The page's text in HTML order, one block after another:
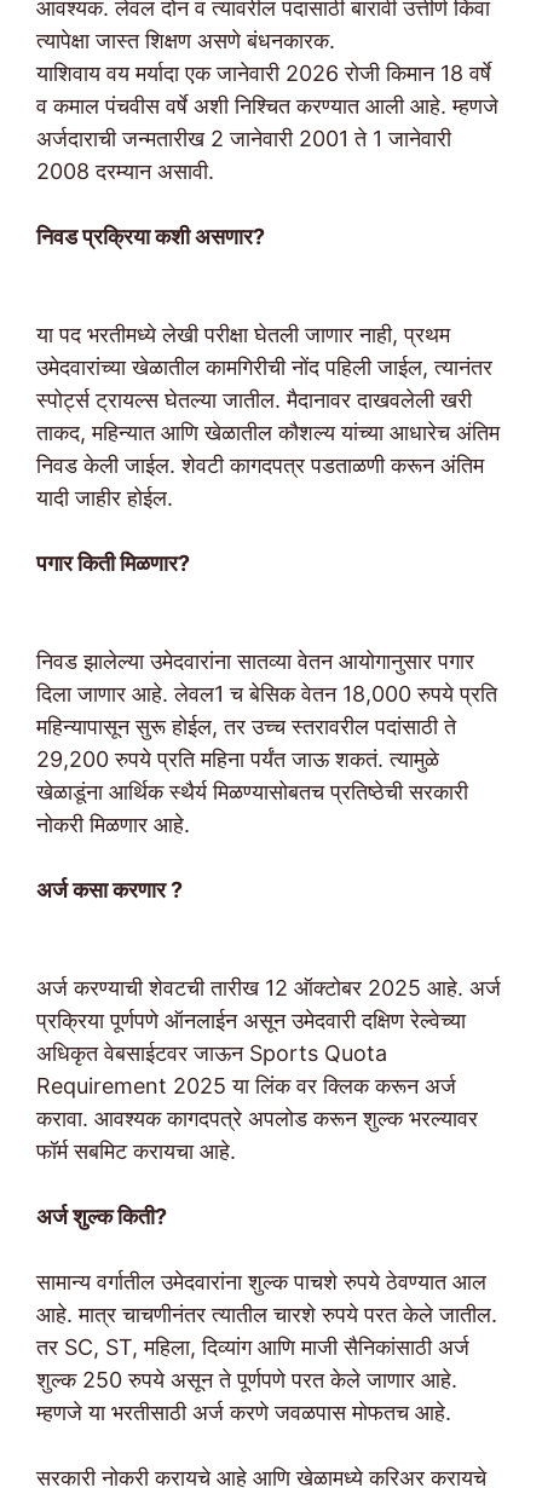
आवश्यक. लेवल दोन व त्यावरील पदासाठी बारावी उत्तीर्ण किंवा
त्यापेक्षा जास्त शिक्षण असणे बंधनकारक.
याशिवाय वय मर्यादा एक जानेवारी 2026 रोजी किमान 18 वर्षे
व कमाल पंचवीस वर्षे अशी निश्चित करण्यात आली आहे. म्हणजे
अर्जदाराची जन्मतारीख 2 जानेवारी 2001 ते 1 जानेवारी
2008 दरम्यान असावी.
निवड प्रक्रिया कशी असणार?
या पद भरतीमध्ये लेखी परीक्षा घेतली जाणार नाही, प्रथम
उमेदवारांच्या खेळातील कामगिरीची नोंद पहिली जाईल, त्यानंतर
स्पोर्ट्स ट्रायल्स घेतल्या जातील. मैदानावर दाखवलेली खरी
ताकद, महिन्यात आणि खेळातील कौशल्य यांच्या आधारेच अंतिम
निवड केली जाईल. शेवटी कागदपत्र पडताळणी करून अंतिम
यादी जाहीर होईल.
पगार किती मिळणार?
निवड झालेल्या उमेदवारांना सातव्या वेतन आयोगानुसार पगार
दिला जाणार आहे. लेवल1 च बेसिक वेतन 18,000 रुपये प्रति
महिन्यापासून सुरू होईल, तर उच्च स्तरावरील पदांसाठी ते
29,200 रुपये प्रति महिना पर्यंत जाऊ शकतं. त्यामुळे
खेळाडूंना आर्थिक स्थैर्य मिळण्यासोबतच प्रतिष्ठेची सरकारी
नोकरी मिळणार आहे.
अर्ज कसा करणार ?
अर्ज करण्याची शेवटची तारीख 12 ऑक्टोबर 2025 आहे. अर्ज
प्रक्रिया पूर्णपणे ऑनलाईन असून उमेदवारी दक्षिण रेल्वेच्या
अधिकृत वेबसाईटवर जाऊन Sports Quota
Requirement 2025 या लिंक वर क्लिक करून अर्ज
करावा. आवश्यक कागदपत्रे अपलोड करून शुल्क भरल्यावर
फॉर्म सबमिट करायचा आहे.
अर्ज शुल्क किती?
सामान्य वर्गातील उमेदवारांना शुल्क पाचशे रुपये ठेवण्यात आल
आहे. मात्र चाचणीनंतर त्यातील चारशे रुपये परत केले जातील.
तर SC, ST, महिला, दिव्यांग आणि माजी सैनिकांसाठी अर्ज
शुल्क 250 रुपये असून ते पूर्णपणे परत केले जाणार आहे.
म्हणजे या भरतीसाठी अर्ज करणे जवळपास मोफतच आहे.
सरकारी नोकरी करायचे आहे आणि खेळामध्ये करिअर करायचे